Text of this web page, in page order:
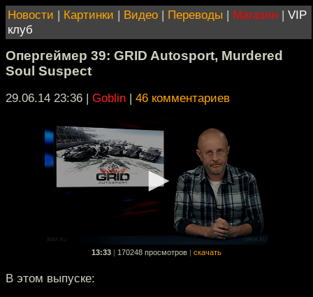
Новости | Картинки | Видео | Переводы | Магазин | VIP
клуб
Опергеймер 39: GRID Autosport, Murdered
Soul Suspect
29.06.14 23:36 | Goblin | 46 комментариев
13:33 170248 просмотров скачать
В этом выпуске: